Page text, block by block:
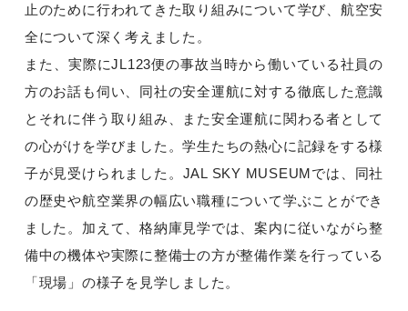
止のために行われてきた取り組みについて学び、航空安
全について深く考えました。
また、実際にJL123便の事故当時から働いている社員の
方のお話も伺い、同社の安全運航に対する徹底した意識
とそれに伴う取り組み、また安全運航に関わる者として
の心がけを学びました。学生たちの熱心に記録をする様
子が見受けられました。JAL SKY MUSEUMでは、同社
の歴史や航空業界の幅広い職種について学ぶことができ
ました。加えて、格納庫見学では、案内に従いながら整
備中の機体や実際に整備士の方が整備作業を行っている
「現場」の様子を見学しました。